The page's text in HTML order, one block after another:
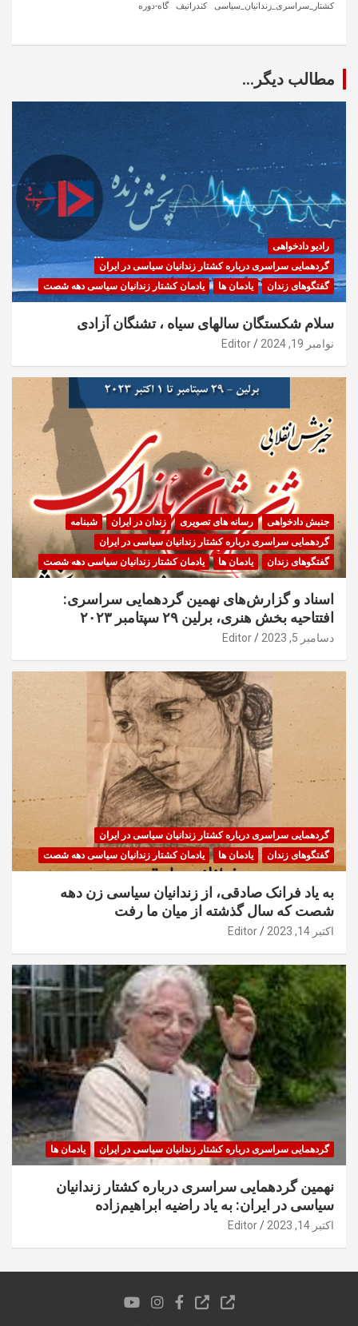
کشتار_سراسری_زندانیان_سیاسی کندراتیف گاه-دوره
مطالب دیگر...
رادیو دادخواهی
گردهمایی سراسری درباره کشتار زندانیان سیاسی در ایران
گفتگوهای زندان
یادمان ها یادمان کشتار زندانیان سیاسی دهه شصت
سلام شکستگان سالهای سیاه ، تشنگان آزادی
نوامبر 19, 2024 Editor
جنبش دادخواهی رسانه های تصویری زندان در ایران
شبنامه
گردهمایی سراسری درباره کشتار زندانیان سیاسی در ایران
گفتگوهای زندان
یادمان ها یادمان کشتار زندانیان سیاسی دهه شصت
اسناد و گزارش‌های نهمین گردهمایی سراسری:
افتتاحیه بخش هنری، برلین ۲۹ سپتامبر ۲۰۲۳
دسامبر 5, 2023 Editor
گردهمایی سراسری درباره کشتار زندانیان سیاسی در ایران
گفتگوهای زندان
یادمان ها یادمان کشتار زندانیان سیاسی دهه شصت
به یاد فرانک صادقی، از زندانیان سیاسی زن دهه
شصت که سال گذشته از میان ما رفت
اکتبر 14, 2023 Editor
گردهمایی سراسری درباره کشتار زندانیان سیاسی در ایران یادمان ها
نهمین گردهمایی سراسری درباره کشتار زندانیان
سیاسی در ایران: به یاد راضیه ابراهیم‌زاده
اکتبر 14, 2023 Editor